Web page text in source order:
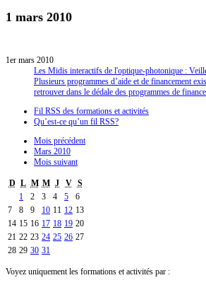
1 mars 2010
1er mars 2010
Les Midis interactifs de l'optique-photonique :
Plusieurs programmes d’aide et de financement
retrouver dans le dédale des programmes de
Fil RSS des formations et activités
Qu’est-ce qu’un fil RSS?
Mois précédent
Mars 2010
Mois suivant
D L M M J V
S
1
2 3 4 5
6
7
8 9 10 11 12 13
14 15 16 17 18 19 20
21 22 23 24 25 26 27
28 29 30 31
Voyez uniquement les formations et activités par :